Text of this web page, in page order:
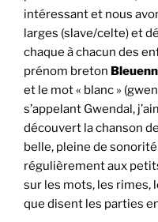
intéressant et nous
larges (slave/celte) et
chaque à chacun des
prénom breton Bleuenn
et le mot « blanc »
s’appelant Gwendal,
découvert la chanson
belle, pleine de
régulièrement aux
sur les mots, les rimes,
que disent les parties